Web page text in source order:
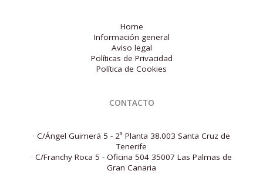
Home
Información general
Aviso legal
Políticas de Privacidad
Política de Cookies
CONTACTO
· C/Ángel Guimerá 5 - 2ª Planta 38.003 Santa Cruz de
Tenerife
· C/Franchy Roca 5 - Oficina 504 35007 Las Palmas de
Gran Canaria